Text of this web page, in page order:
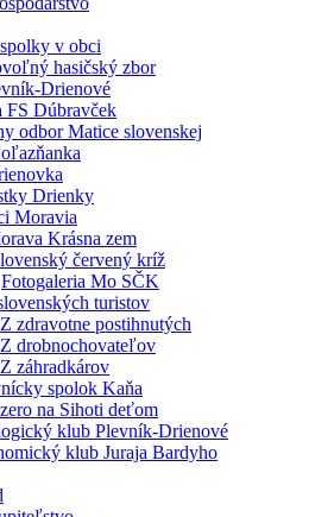
v obci
hasičský zbor
Drienové
FS Dúbravček
odbor Matice slovenskej
Drienky
Moravia
Krásna zem
červený kríž
Fotogaleria Mo SČK
turistov
zdravotne postihnutých
drobnochovateľov
záhradkárov
spolok Kaňa
na Sihoti deťom
klub Plevník-Drienové
klub Juraja Bardyho